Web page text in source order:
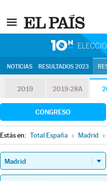
NOTICIAS RESULTADOS 2023
2019 2019-28A
CONGRESO
Estás en: Total España » Madrid »